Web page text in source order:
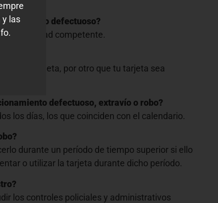
defectuoso?
la autoridad competente.
nueva tarjeta, por otro que tu tarjeta sea
defectuoso, extravío o robo?
los días, los que coinciden con el calendario.
durante un período de tiempo superior si ello
o utilizar la tarjeta durante dicho período.
los controles policiales y administrativos
y las